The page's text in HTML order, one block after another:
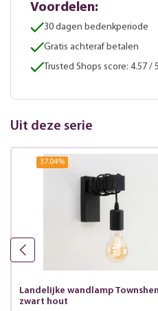
Voordelen:
30 dagen bedenkperiode
Gratis achteraf betalen
Trusted Shops score: 4.57 / 5
Uit deze serie
37.04%
Landelijke wandlamp
zwart hout